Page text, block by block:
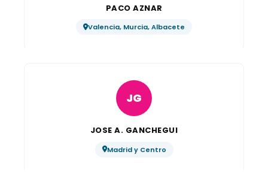
PACO AZNAR
Valencia, Murcia, Albacete
JG
JOSE A. GANCHEGUI
Madrid y Centro